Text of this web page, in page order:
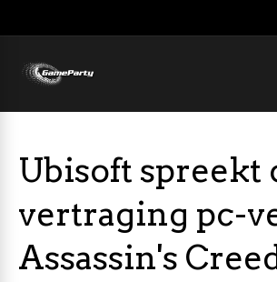
Ubisoft spreekt
vertraging pc-
Assassin's